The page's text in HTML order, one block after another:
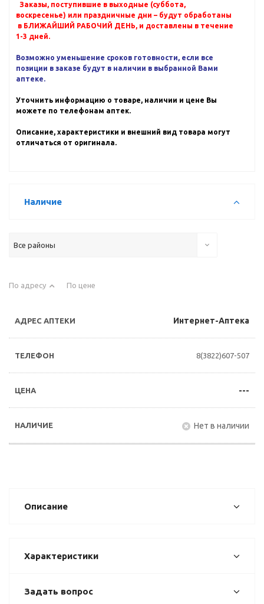
Заказы, поступившие в выходные (суббота,
воскресенье) или праздничные дни – будут обработаны
в БЛИЖАЙШИЙ РАБОЧИЙ ДЕНЬ, и доставлены в течение
1-3 дней.
Возможно уменьшение сроков готовности, если все
позиции в заказе будут в наличии в выбранной Вами
аптеке.
Уточнить информацию о товаре, наличии и цене Вы
можете по телефонам аптек.
Описание, характеристики и внешний вид товара могут
отличаться от оригинала.
Наличие
Все районы
По адресу По цене
Интернет-Аптека
8(3822)607-507
---
Нет в наличии
Описание
Характеристики
Задать вопрос